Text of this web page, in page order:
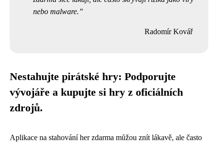
nebo malware.
Radomír Kovář
Nestahujte pirátské hry: Podporujte
vývojáře a kupujte si hry z oficiálních
zdrojů.
Aplikace na stahování her zdarma můžou znít lákavě, ale často